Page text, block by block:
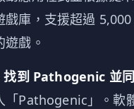
戲庫，支援超過
遊戲。
找到 Pathogenic 並
「Pathogenic」。軟